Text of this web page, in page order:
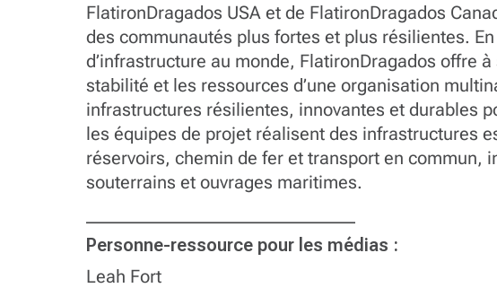
FlatironDragados USA et de FlatironDragados
des communautés plus fortes et plus résilientes.
d’infrastructure au monde, FlatironDragados offre
stabilité et les ressources d’une organisation
infrastructures résilientes, innovantes et durables
les équipes de projet réalisent des infrastructures
réservoirs, chemin de fer et transport en commun,
souterrains et ouvrages maritimes.
Personne-ressource pour les médias :
Leah Fort